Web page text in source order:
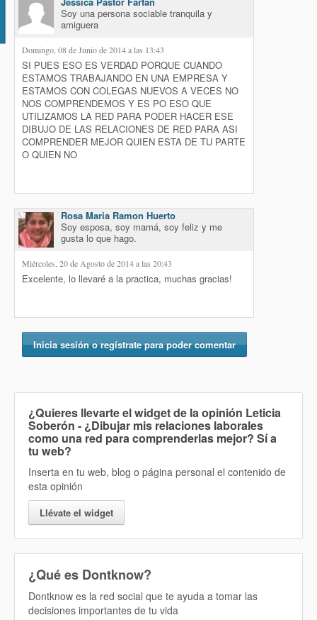
Soy una persona sociable tranquila y
amiguera
Domingo, 08 de Junio de 2014 a las 13:43
SI PUES ESO ES VERDAD PORQUE CUANDO
ESTAMOS TRABAJANDO EN UNA EMPRESA Y
ESTAMOS CON COLEGAS NUEVOS A VECES NO
NOS COMPRENDEMOS Y ES PO ESO QUE
UTILIZAMOS LA RED PARA PODER HACER ESE
DIBUJO DE LAS RELACIONES DE RED PARA ASI
COMPRENDER MEJOR QUIEN ESTA DE TU PARTE
O QUIEN NO
Rosa Maria Ramon Huerto
Soy esposa, soy mamá, soy feliz y me
gusta lo que hago.
Miércoles, 20 de Agosto de 2014 a las 20:43
Excelente, lo llevaré a la practica, muchas gracias!
Inicia sesión o regístrate para poder comentar
¿Quieres llevarte el widget de la opinión Leticia
Soberón - ¿Dibujar mis relaciones laborales
como una red para comprenderlas mejor? Sía
tu web?
Inserta en tu web, blog o página personal el contenido de
esta opinión
Llévate el widget
¿Qué es Dontknow?
Dontknow es la red social que te ayuda a tomar las
decisiones importantes de tu vida